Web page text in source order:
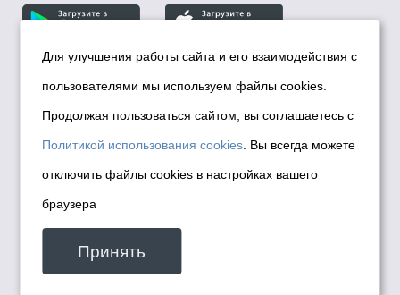
© Департамент информационной политики мэрии
города Новосибирска, 2026
Политика использования Cookies
Политика по обработке персональных
данных в информационных системах
мэрии города Новосибирска
Техническая поддержка сайта -
malinchukvl@mail.ru
Для улучшения работы сайта и его взаимодействия с
пользователями мы используем файлы cookies.
Продолжая пользоваться сайтом, вы соглашаетесь с
Политикой использования cookies . Вы всегда можете
отключить файлы cookies в настройках вашего
браузера
Принять